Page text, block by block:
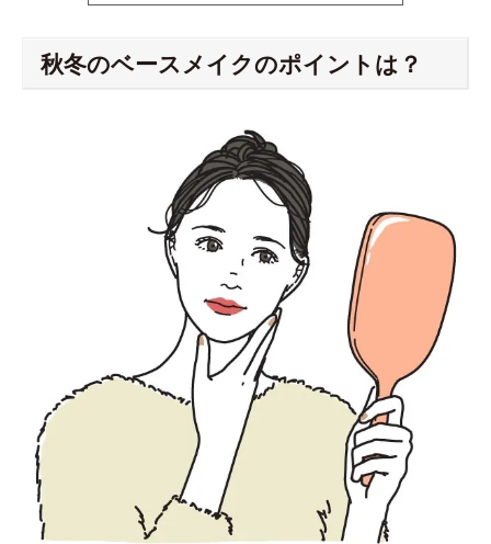
秋冬のベースメイクのポイントは？